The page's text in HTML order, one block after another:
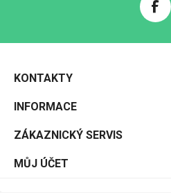
KONTAKTY
INFORMACE
ZÁKAZNICKÝ SERVIS
MŮJ ÚČET